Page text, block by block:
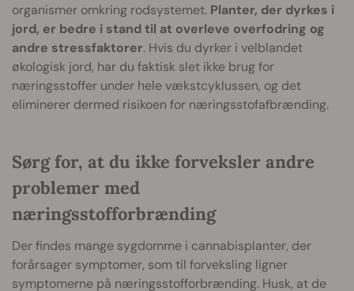
organismer omkring rodsystemet. Planter, der dyrkes i
jord, er bedre i stand til at overleve overfodring og
andre stressfaktorer. Hvis du dyrker i velblandet
økologisk jord, har du faktisk slet ikke brug for
næringsstoffer under hele vækstcyklussen, og det
eliminerer dermed risikoen for næringsstofafbrænding.
Sørg for, at du ikke forveksler andre
problemer med
næringsstofforbrænding
Der findes mange sygdomme i cannabisplanter, der
forårsager symptomer, som til forveksling ligner
symptomerne på næringsstofforbrænding. Husk, at de